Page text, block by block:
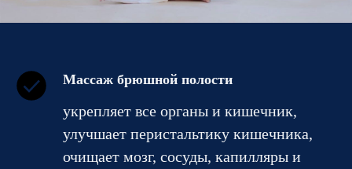
Массаж брюшной полости
укрепляет все органы и кишечник,
улучшает перистальтику кишечника,
очищает мозг, сосуды, капилляры и